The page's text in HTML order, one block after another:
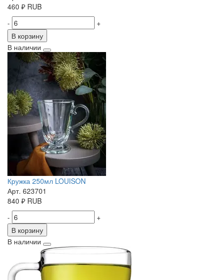
460 ₽ RUB
-
+
В корзину
В наличии
Кружка 250мл LOUISON
Арт. 623701
840 ₽ RUB
-
+
В корзину
В наличии